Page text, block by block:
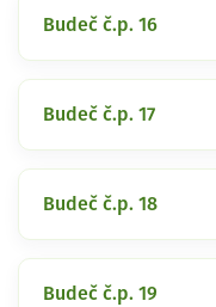
Budeč č.p. 16
Budeč č.p. 17
Budeč č.p. 18
Budeč č.p. 19